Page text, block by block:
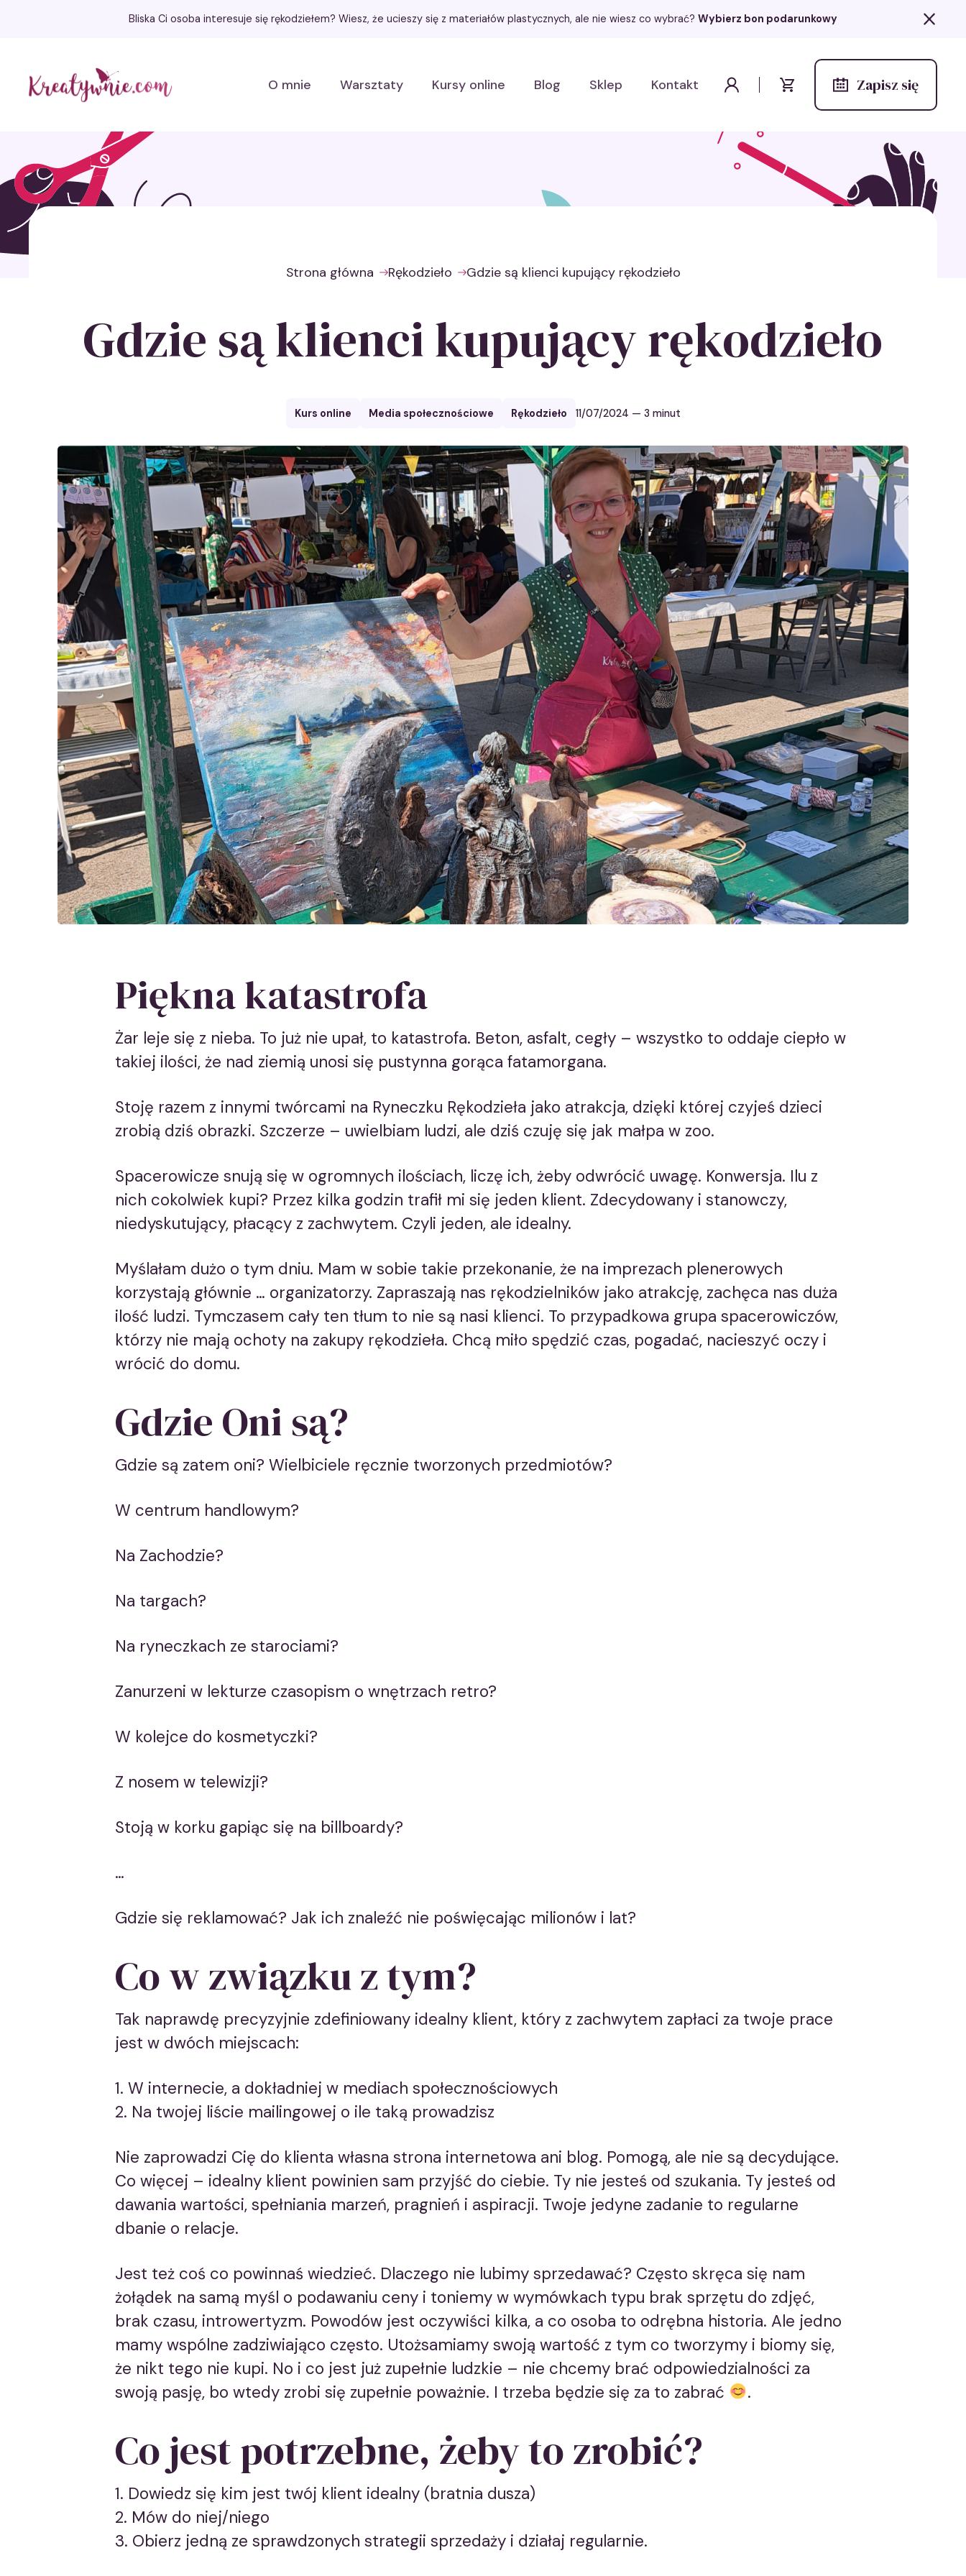
Bliska Ci osoba interesuje się rękodziełem? Wiesz, że ucieszy się z materiałów plastycznych, ale nie wiesz co wybrać? Wybierz bon podarunkowy
Kreatywnie.com O mnie Warsztaty Kursy online Blog Sklep Kontakt Moje kontoKoszyk Wydarzenia
Zapisz się
Strona główna Rękodzieło Gdzie są klienci kupujący rękodzieło
Gdzie są klienci kupujący rękodzieło
Kurs online Media społecznościowe Rękodzieło 11/07/2024 — 3 minut
Piękna katastrofa
Żar leje się z nieba. To już nie upał, to katastrofa. Beton, asfalt, cegły – wszystko to oddaje ciepło w
takiej ilości, że nad ziemią unosi się pustynna gorąca fatamorgana.
Stoję razem z innymi twórcami na Ryneczku Rękodzieła jako atrakcja, dzięki której czyjeś dzieci
zrobią dziś obrazki. Szczerze – uwielbiam ludzi, ale dziś czuję się jak małpa w zoo.
Spacerowicze snują się w ogromnych ilościach, liczę ich, żeby odwrócić uwagę. Konwersja. Ilu z
nich cokolwiek kupi? Przez kilka godzin trafił mi się jeden klient. Zdecydowany i stanowczy,
niedyskutujący, płacący z zachwytem. Czyli jeden, ale idealny.
Myślałam dużo o tym dniu. Mam w sobie takie przekonanie, że na imprezach plenerowych
korzystają głównie … organizatorzy. Zapraszają nas rękodzielników jako atrakcję, zachęca nas duża
ilość ludzi. Tymczasem cały ten tłum to nie są nasi klienci. To przypadkowa grupa spacerowiczów,
którzy nie mają ochoty na zakupy rękodzieła. Chcą miło spędzić czas, pogadać, nacieszyć oczy i
wrócić do domu.
Gdzie Oni są?
Gdzie są zatem oni? Wielbiciele ręcznie tworzonych przedmiotów?
W centrum handlowym?
Na Zachodzie?
Na targach?
Na ryneczkach ze starociami?
Zanurzeni w lekturze czasopism o wnętrzach retro?
W kolejce do kosmetyczki?
Z nosem w telewizji?
Stoją w korku gapiąc się na billboardy?
…
Gdzie się reklamować? Jak ich znaleźć nie poświęcając milionów i lat?
Co w związku z tym?
Tak naprawdę precyzyjnie zdefiniowany idealny klient, który z zachwytem zapłaci za twoje prace
jest w dwóch miejscach:
W internecie, a dokładniej w mediach społecznościowych
Na twojej liście mailingowej o ile taką prowadzisz
Nie zaprowadzi Cię do klienta własna strona internetowa ani blog. Pomogą, ale nie są decydujące.
Co więcej – idealny klient powinien sam przyjść do ciebie. Ty nie jesteś od szukania. Ty jesteś od
dawania wartości, spełniania marzeń, pragnień i aspiracji. Twoje jedyne zadanie to regularne
dbanie o relacje.
Jest też coś co powinnaś wiedzieć. Dlaczego nie lubimy sprzedawać? Często skręca się nam
żołądek na samą myśl o podawaniu ceny i toniemy w wymówkach typu brak sprzętu do zdjęć,
brak czasu, introwertyzm. Powodów jest oczywiści kilka, a co osoba to odrębna historia. Ale jedno
mamy wspólne zadziwiająco często. Utożsamiamy swoją wartość z tym co tworzymy i biomy się,
że nikt tego nie kupi. No i co jest już zupełnie ludzkie – nie chcemy brać odpowiedzialności za
swoją pasję, bo wtedy zrobi się zupełnie poważnie. I trzeba będzie się za to zabrać
.
Co jest potrzebne, żeby to zrobić?
Dowiedz się kim jest twój klient idealny (bratnia dusza)
Mów do niej/niego
Obierz jedną ze sprawdzonych strategii sprzedaży i działaj regularnie.